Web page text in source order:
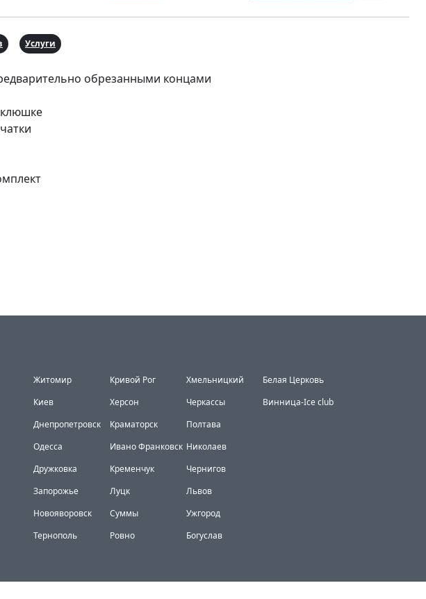
Услуги
обрезанными концами
Житомир
Киев
Днепропетровск
Одесса
Дружковка
Запорожье
Новояворовск
Тернополь
Кривой Рог
Херсон
Краматорск
Ивано Франковск
Кременчук
Луцк
Суммы
Ровно
Хмельницкий
Черкассы
Полтава
Николаев
Чернигов
Львов
Ужгород
Богуслав
Белая Церковь
Винница-Ice club